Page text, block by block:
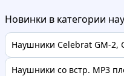
Новинки в категории
Наушники Celebrat GM-
Наушники со встр. MP3